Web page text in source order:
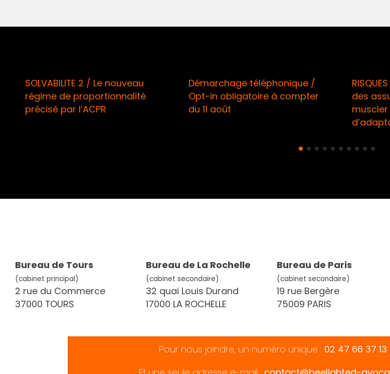
SOLVABILITE 2 / Le nouveau
régime de proportionnalité
précisé par l’ACPR
Démarchage téléphonique /
Opt-in obligatoire à compter
du 11 août
des
Bureau de Tours
(cabinet principal)
2 rue du Commerce
37000 TOURS
Bureau de La Rochelle
(cabinet secondaire)
32 quai Louis Durand
17000 LA ROCHELLE
Bureau de Paris
(cabinet secondaire)
19 rue Bergère
75009 PARIS
Pour nous joindre, un numéro unique : 02 47 66 37 13